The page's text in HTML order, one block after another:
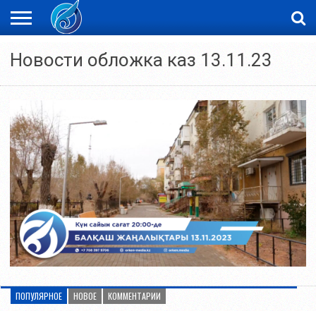
НОВОСТИ
ВИДЕО
ФОТОРЕПОРТАЖИ
ОРКЕН
Новости обложка каз 13.11.23
ПОПУЛЯРНОЕ НОВОЕ КОММЕНТАРИИ